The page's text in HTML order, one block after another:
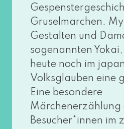
Gruselmärchen.
Gestalten und
soge­nann­ten
heu­te noch im
Volksglauben eine
Eine beson­de­re
Besucher*innen im